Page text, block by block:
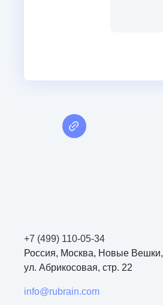
+7 (499) 110-05-34
Россия, Москва, Новые Вешки,
ул. Абрикосовая, стр. 22
info@rubrain.com